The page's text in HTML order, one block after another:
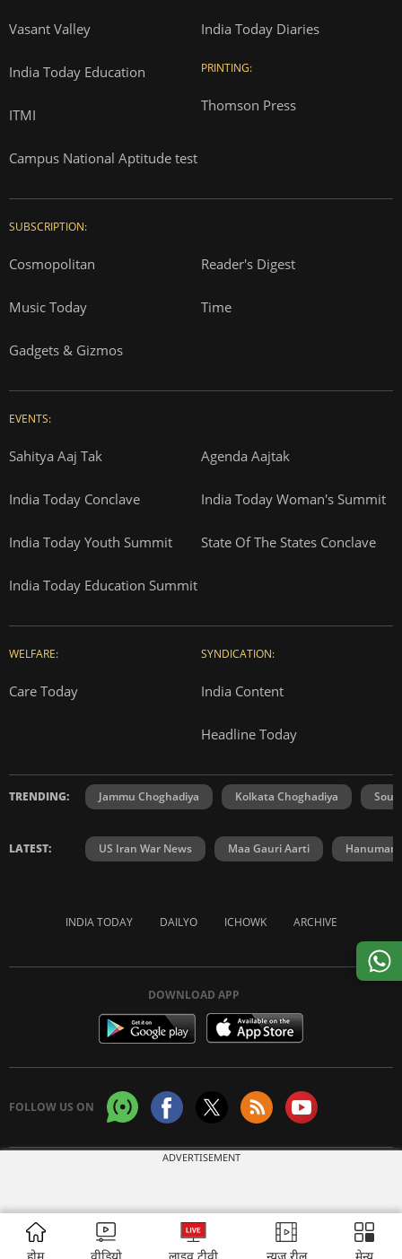
Vasant Valley
India Today Education
ITMI
Campus National Aptitude test
India Today Diaries
PRINTING:
Thomson Press
SUBSCRIPTION:
Cosmopolitan Reader's Digest
Music Today Time
Gadgets & Gizmos
EVENTS:
Sahitya Aaj Tak Agenda Aajtak
India Today Conclave India Today Woman's Summit
India Today Youth Summit State Of The States Conclave
India Today Education Summit
WELFARE:
Care Today
SYNDICATION:
India Content
Headline Today
TRENDING: Jammu Choghadiya Kolkata Choghadiya
LATEST: US Iran War News Maa Gauri Aarti Hanuman
INDIA TODAY DAILYO ICHOWK ARCHIVE
DOWNLOAD APP
FOLLOW US ON
ADVERTISEMENT